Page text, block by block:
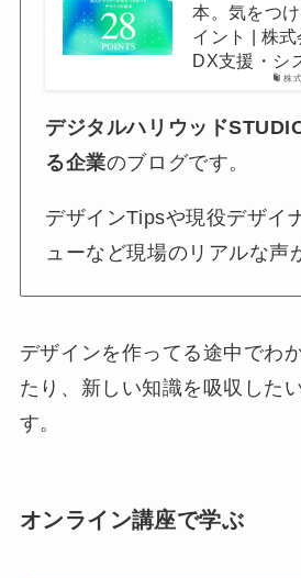
株
本。気をつ
イント | 株式
DX支援・シ
デジタルハリウッド
る企業のブログです。
デザインTipsや現役デザイ
ューなど現場のリアルな
デザインを作ってる途中でわ
たり、新しい知識を吸収した
す。
オンライン講座で学ぶ